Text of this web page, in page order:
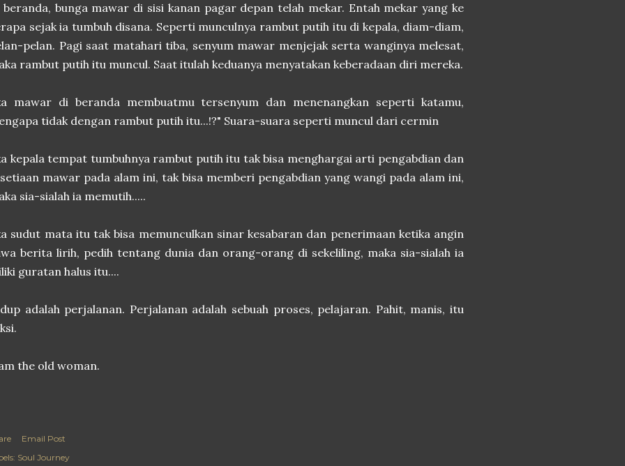
beranda, bunga mawar di sisi kanan pagar depan telah mekar. Entah mekar yang ke
sejak ia tumbuh disana. Seperti munculnya rambut putih itu di kepala, diam-diam,
pelan. Pagi saat matahari tiba, senyum mawar menjejak serta wanginya melesat,
rambut putih itu muncul. Saat itulah keduanya menyatakan keberadaan diri mereka.
mawar di beranda membuatmu tersenyum dan menenangkan seperti katamu,
tidak dengan rambut putih itu...!?" Suara-suara seperti muncul dari cermin
kepala tempat tumbuhnya rambut putih itu tak bisa menghargai arti pengabdian dan
mawar pada alam ini, tak bisa memberi pengabdian yang wangi pada alam ini,
sia-sialah ia memutih.....
sudut mata itu tak bisa memunculkan sinar kesabaran dan penerimaan ketika angin
berita lirih, pedih tentang dunia dan orang-orang di sekeliling, maka sia-sialah ia
guratan halus itu....
adalah perjalanan. Perjalanan adalah sebuah proses, pelajaran. Pahit, manis, itu
the old woman.
Email Post
Soul Journey